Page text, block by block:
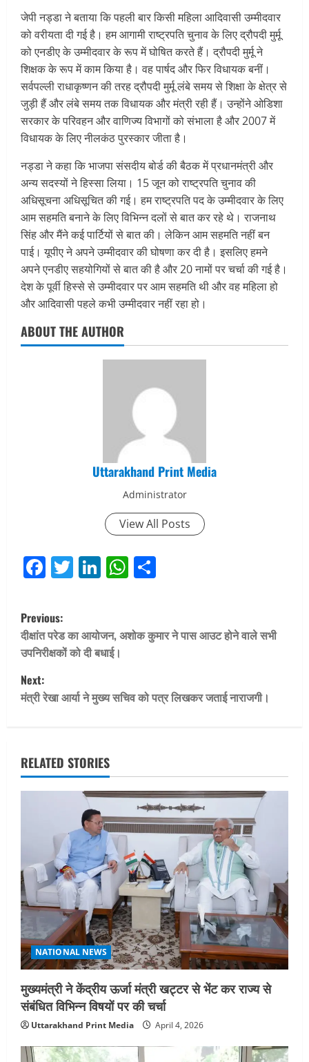
जेपी नड्डा ने बताया कि पहली बार किसी महिला आदिवासी उम्मीदवार
को वरीयता दी गई है। हम आगामी राष्ट्रपति चुनाव के लिए द्रौपदी मुर्मू
को एनडीए के उम्मीदवार के रूप में घोषित करते हैं। द्रौपदी मुर्मू ने
शिक्षक के रूप में काम किया है। वह पार्षद और फिर विधायक बनीं।
सर्वपल्ली राधाकृष्णन की तरह द्रौपदी मुर्मू लंबे समय से शिक्षा के क्षेत्र से
जुड़ी हैं और लंबे समय तक विधायक और मंत्री रही हैं। उन्होंने ओडिशा
सरकार के परिवहन और वाणिज्य विभागों को संभाला है और 2007 में
विधायक के लिए नीलकंठ पुरस्कार जीता है।
नड्डा ने कहा कि भाजपा संसदीय बोर्ड की बैठक में प्रधानमंत्री और
अन्य सदस्यों ने हिस्सा लिया। 15 जून को राष्ट्रपति चुनाव की
अधिसूचना अधिसूचित की गई। हम राष्ट्रपति पद के उम्मीदवार के लिए
आम सहमति बनाने के लिए विभिन्न दलों से बात कर रहे थे। राजनाथ
सिंह और मैंने कई पार्टियों से बात की। लेकिन आम सहमति नहीं बन
पाई। यूपीए ने अपने उम्मीदवार की घोषणा कर दी है। इसलिए हमने
अपने एनडीए सहयोगियों से बात की है और 20 नामों पर चर्चा की गई है।
देश के पूर्वी हिस्से से उम्मीदवार पर आम सहमति थी और वह महिला हो
और आदिवासी पहले कभी उम्मीदवार नहीं रहा हो।
ABOUT THE AUTHOR
Uttarakhand Print Media
Administrator
View All Posts
Facebook
Twitter
LinkedIn
WhatsApp
P
o
s
t
a
v
a
t
i
o
n
Previous:
दीक्षांत परेड का आयोजन, अशोक कुमार ने पास आउट होने वाले सभी
उपनिरीक्षकों को दी बधाई।
Next:
मंत्री रेखा आर्या ने मुख्य सचिव को पत्र लिखकर जताई नाराजगी।
RELATED STORIES
NATIONAL NEWS
मुख्यमंत्री ने केंद्रीय ऊर्जा मंत्री खट्टर से भेंट कर राज्य से
संबंधित विभिन्न विषयों पर की चर्चा
Uttarakhand Print Media April 4, 2026